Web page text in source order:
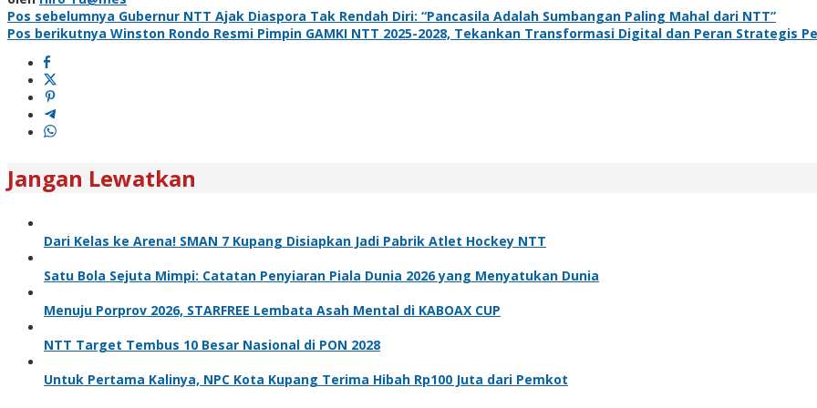
Navigasi
pos
Pos sebelumnya Gubernur NTT Ajak Diaspora Tak Rendah Diri: “Pancasila Adalah Sumbangan Paling Mahal dari NTT”
Pos berikutnya Winston Rondo Resmi Pimpin GAMKI NTT 2025-2028, Tekankan Transformasi Digital dan Peran Strategis
Jangan Lewatkan
Dari Kelas ke Arena! SMAN 7 Kupang Disiapkan Jadi Pabrik Atlet Hockey NTT
Satu Bola Sejuta Mimpi: Catatan Penyiaran Piala Dunia 2026 yang Menyatukan Dunia
Menuju Porprov 2026, STARFREE Lembata Asah Mental di KABOAX CUP
NTT Target Tembus 10 Besar Nasional di PON 2028
Untuk Pertama Kalinya, NPC Kota Kupang Terima Hibah Rp100 Juta dari Pemkot